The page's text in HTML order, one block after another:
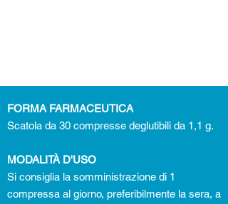
FORMA FARMACEUTICA
Scatola da 30 compresse deglutibili da 1,1 g.
MODALITÀ D'USO
Si consiglia la somministrazione di 1
compressa al giorno, preferibilmente la sera, a